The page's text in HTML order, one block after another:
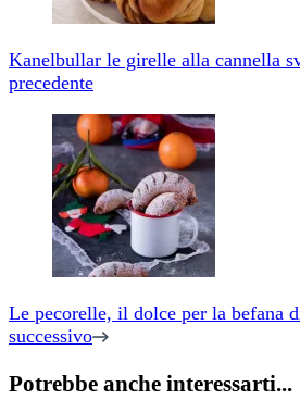
Kanelbullar le girelle alla cannella
precedente
Le pecorelle, il dolce per la befana
successivo
Potrebbe anche interessarti...